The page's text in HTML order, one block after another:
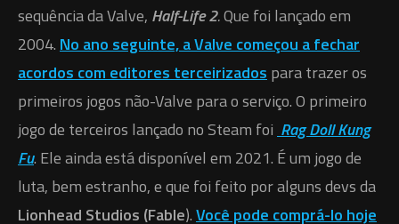
sequência da Valve, ‎Half-Life 2.‎‎ Que foi lançado em
2004. ‎ No ano seguinte, a Valve começou a fechar
acordos com editores terceirizados‎ ‎ para trazer os
primeiros jogos não-Valve para o serviço. O primeiro
jogo de terceiros‎ ‎lançado no Steam foi ‎ Rag Doll Kung
Fu‎. Ele ainda está disponível em 2021. É um jogo de
luta, bem estranho, e que foi feito por alguns devs da
Lionhead Studios (Fable). ‎Você pode comprá-lo hoje